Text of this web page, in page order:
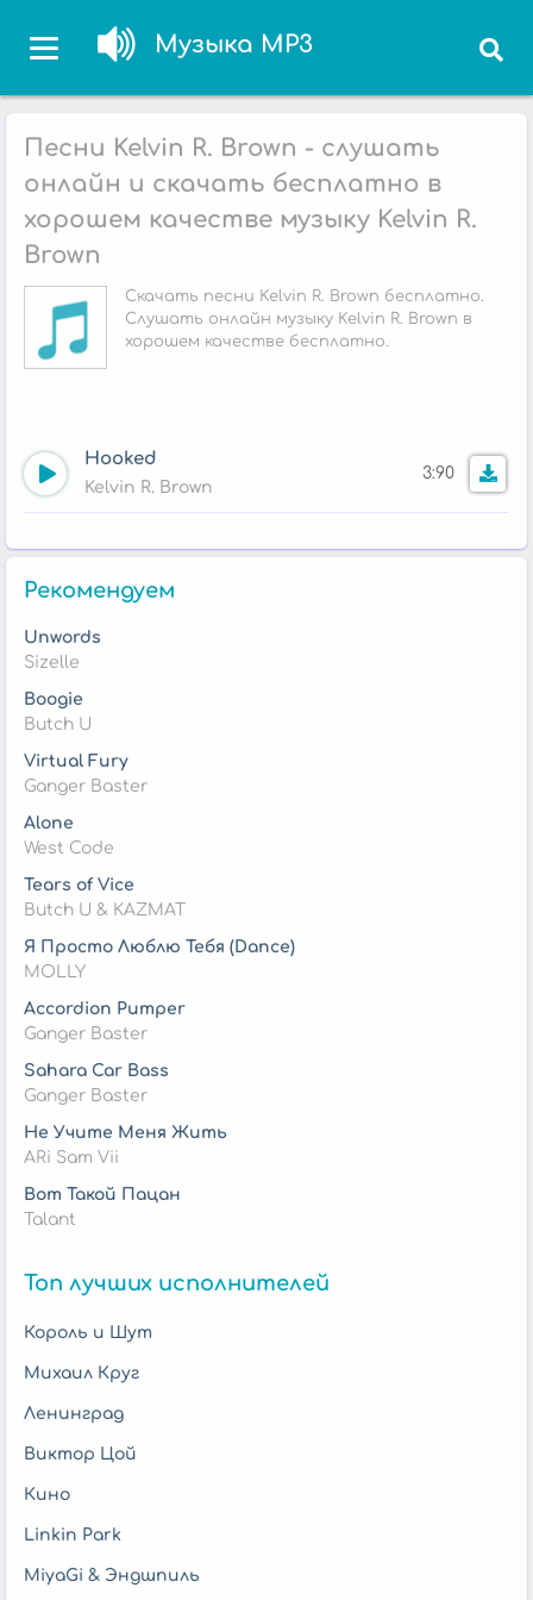
Музыка MP3
Песни Kelvin R. Brown - слушать
онлайн и скачать бесплатно в
хорошем качестве музыку Kelvin R.
Brown
Скачать песни Kelvin R. Brown бесплатно.
Слушать онлайн музыку Kelvin R. Brown в
хорошем качестве бесплатно.
Hooked
Kelvin R. Brown
3:90
Рекомендуем
Unwords
Sizelle
Boogie
Butch U
Virtual Fury
Ganger Baster
Alone
West Code
Tears of Vice
Butch U & KAZMAT
Я Просто Люблю Тебя (Dance)
MOLLY
Accordion Pumper
Ganger Baster
Sahara Car Bass
Ganger Baster
Не Учите Меня Жить
ARi Sam Vii
Вот Такой Пацан
Talant
Топ лучших исполнителей
Король и Шут
Михаил Круг
Ленинград
Виктор Цой
Кино
Linkin Park
MiyaGi & Эндшпиль